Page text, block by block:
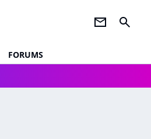
newsletter search
FORUMS